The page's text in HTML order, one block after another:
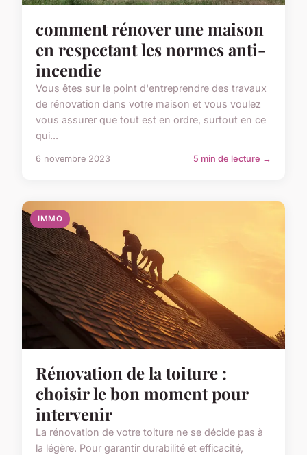
comment rénover une maison
en respectant les normes anti-
incendie
Vous êtes sur le point d'entreprendre des travaux
de rénovation dans votre maison et vous voulez
vous assurer que tout est en ordre, surtout en ce
qui...
6 novembre 2023 5 min de lecture →
IMMO
Rénovation de la toiture :
choisir le bon moment pour
intervenir
La rénovation de votre toiture ne se décide pas à
la légère. Pour garantir durabilité et efficacité,